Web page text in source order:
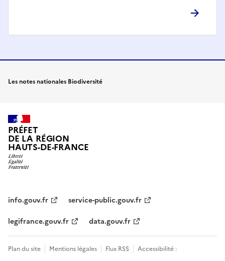
Les notes nationales Biodiversité
PRÉFET
DE LA RÉGION
HAUTS-DE-FRANCE
info.gouv.fr
service-public.gouv.fr
legifrance.gouv.fr
data.gouv.fr
Plan du site Mentions légales Flux RSS Accessibilité :